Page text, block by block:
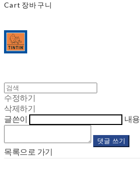
Cart 장바구니
수정하기
삭제하기
글쓴이
내용
댓글 쓰기
목록으로 가기